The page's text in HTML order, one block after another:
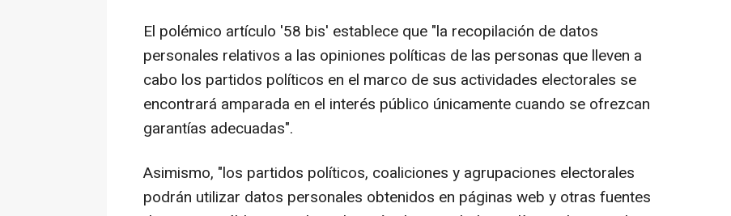
El polémico artículo '58 bis' establece que "la recopilación de datos
personales relativos a las opiniones políticas de las personas que lleven a
cabo los partidos políticos en el marco de sus actividades electorales se
encontrará amparada en el interés público únicamente cuando se ofrezcan
garantías adecuadas".
Asimismo, "los partidos políticos, coaliciones y agrupaciones electorales
podrán utilizar datos personales obtenidos en páginas web y otras fuentes